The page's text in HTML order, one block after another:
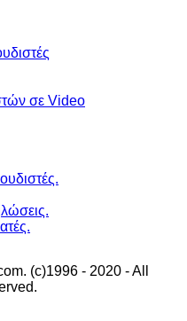
σε Video
(c)1996 - 2020 - All